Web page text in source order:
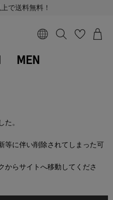
で送料無料！
MEN
た。
等に伴い削除されてしまった可
からサイトへ移動してくださ